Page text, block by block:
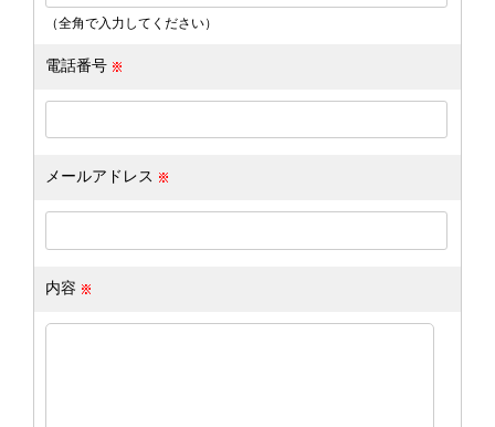
（全角で入力してください）
電話番号
メールアドレス
内容